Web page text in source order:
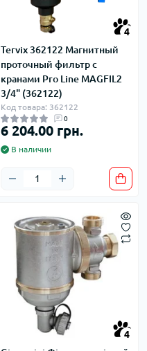
4
Tervix 362122 Магнитный
проточный фильтр с
кранами Pro Line MAGFIL2
3/4" (362122)
Код товара: 362122
0
6 204.00 грн.
В наличии
4